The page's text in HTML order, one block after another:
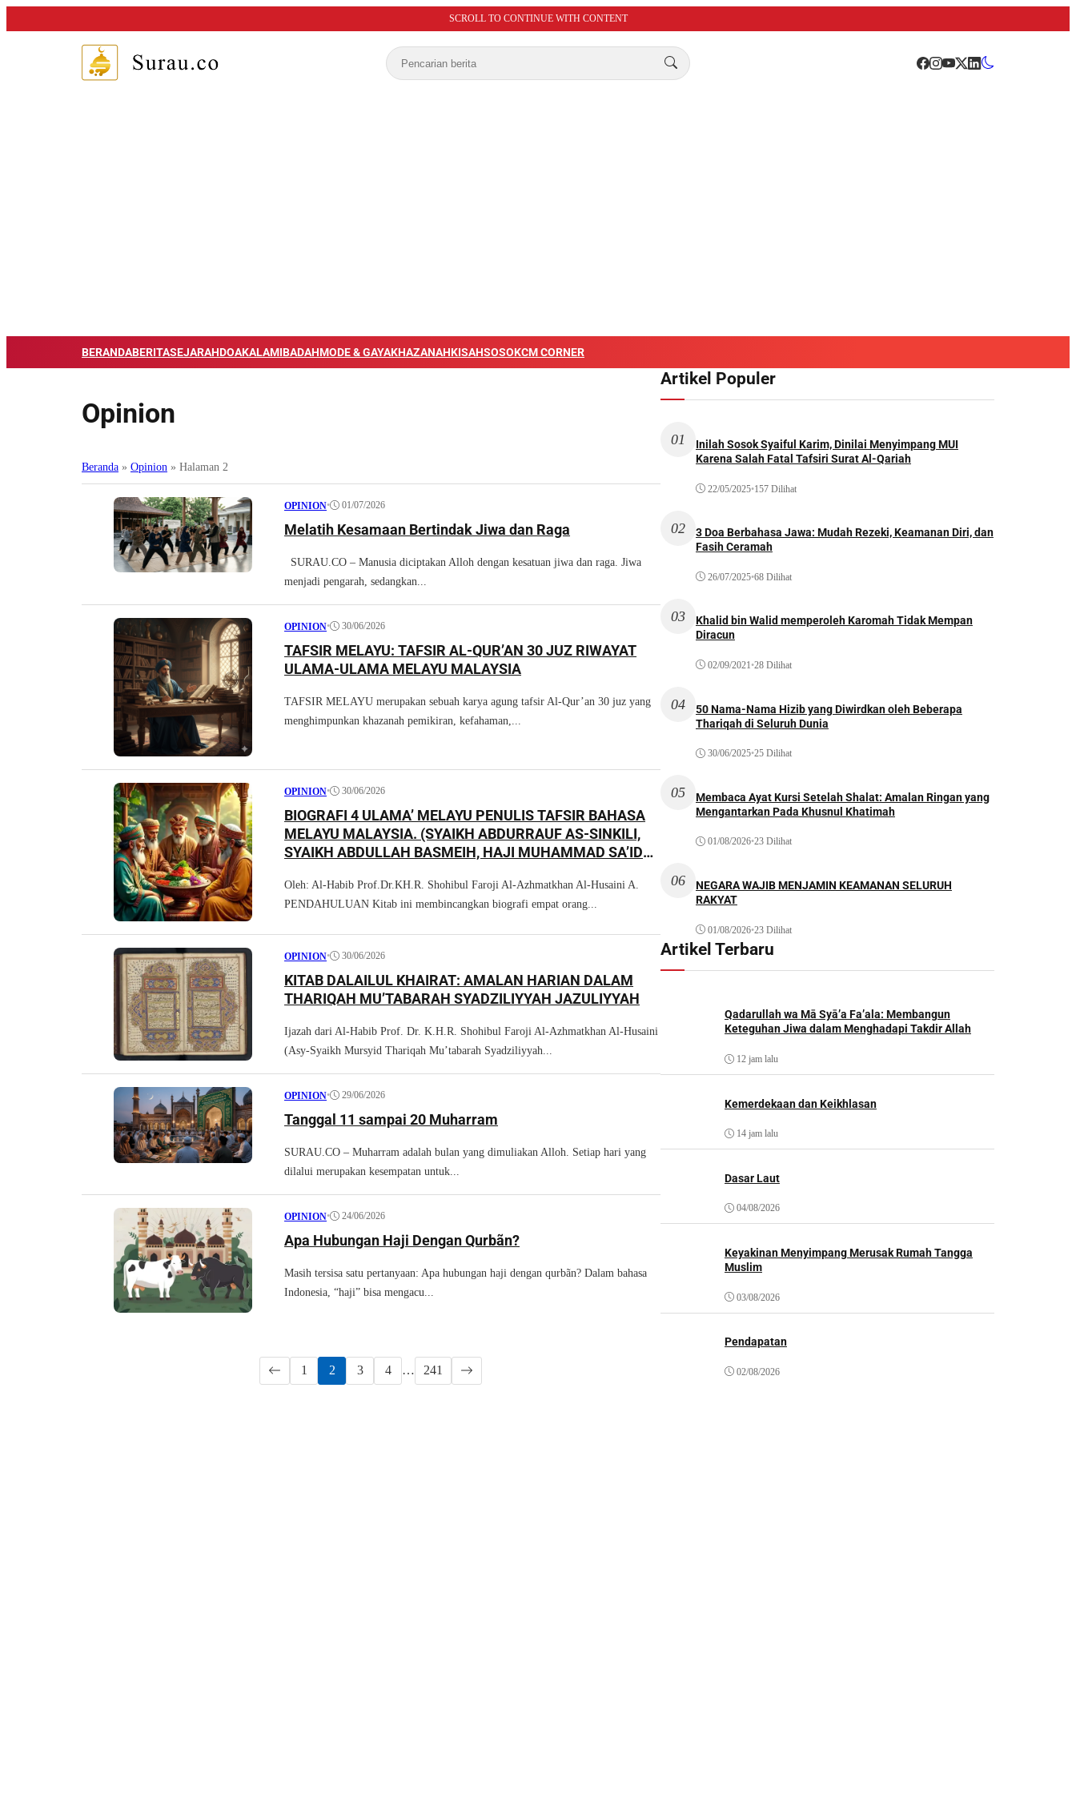
SCROLL TO CONTINUE WITH CONTENT
BERANDABERITASEJARAHDOAKALAMIBADAHMODE & GAYAKHAZANAHKISAHSOSOKCM CORNER
Opinion
Beranda » Opinion » Halaman 2
OPINION• 01/07/2026
Melatih Kesamaan Bertindak Jiwa dan Raga
SURAU.CO – Manusia diciptakan Alloh dengan kesatuan jiwa dan raga. Jiwa
menjadi pengarah, sedangkan...
OPINION• 30/06/2026
TAFSIR MELAYU: TAFSIR AL-QUR’AN 30 JUZ RIWAYAT
ULAMA-ULAMA MELAYU MALAYSIA
TAFSIR MELAYU merupakan sebuah karya agung tafsir Al-Qur’an 30 juz yang
menghimpunkan khazanah pemikiran, kefahaman,...
OPINION• 30/06/2026
BIOGRAFI 4 ULAMA’ MELAYU PENULIS TAFSIR BAHASA
MELAYU MALAYSIA. (SYAIKH ABDURRAUF AS-SINKILI,
SYAIKH ABDULLAH BASMEIH, HAJI MUHAMMAD SA’ID
Oleh: Al-Habib Prof.Dr.KH.R. Shohibul Faroji Al-Azhmatkhan Al-Husaini A.
PENDAHULUAN Kitab ini membincangkan biografi empat orang...
OPINION• 30/06/2026
KITAB DALAILUL KHAIRAT: AMALAN HARIAN DALAM
THARIQAH MU’TABARAH SYADZILIYYAH JAZULIYYAH
Ijazah dari Al-Habib Prof. Dr. K.H.R. Shohibul Faroji Al-Azhmatkhan Al-Husaini
(Asy-Syaikh Mursyid Thariqah Mu’tabarah Syadziliyyah...
OPINION• 29/06/2026
Tanggal 11 sampai 20 Muharram
SURAU.CO – Muharram adalah bulan yang dimuliakan Alloh. Setiap hari yang
dilalui merupakan kesempatan untuk...
OPINION• 24/06/2026
Apa Hubungan Haji Dengan Qurbãn?
Masih tersisa satu pertanyaan: Apa hubungan haji dengan qurbãn? Dalam bahasa
Indonesia, “haji” bisa mengacu...
1 2 3 4 … 241
Artikel Populer
01
Inilah Sosok Syaiful Karim, Dinilai Menyimpang MUI
Karena Salah Fatal Tafsiri Surat Al-Qariah
22/05/2025•157 Dilihat
02
3 Doa Berbahasa Jawa: Mudah Rezeki, Keamanan Diri, dan
Fasih Ceramah
26/07/2025•68 Dilihat
03
Khalid bin Walid memperoleh Karomah Tidak Mempan
Diracun
02/09/2021•28 Dilihat
04
50 Nama-Nama Hizib yang Diwirdkan oleh Beberapa
Thariqah di Seluruh Dunia
30/06/2025•25 Dilihat
05
Membaca Ayat Kursi Setelah Shalat: Amalan Ringan yang
Mengantarkan Pada Khusnul Khatimah
01/08/2026•23 Dilihat
06
NEGARA WAJIB MENJAMIN KEAMANAN SELURUH
RAKYAT
01/08/2026•23 Dilihat
Artikel Terbaru
Qadarullah wa Mā Syā’a Fa’ala: Membangun
Keteguhan Jiwa dalam Menghadapi Takdir Allah
12 jam lalu
Kemerdekaan dan Keikhlasan
14 jam lalu
Dasar Laut
04/08/2026
Keyakinan Menyimpang Merusak Rumah Tangga
Muslim
03/08/2026
Pendapatan
02/08/2026